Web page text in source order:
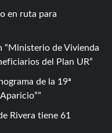
en ruta para
Ministerio de Vivienda
del Plan UR
de la 19ª
Rivera tiene 61